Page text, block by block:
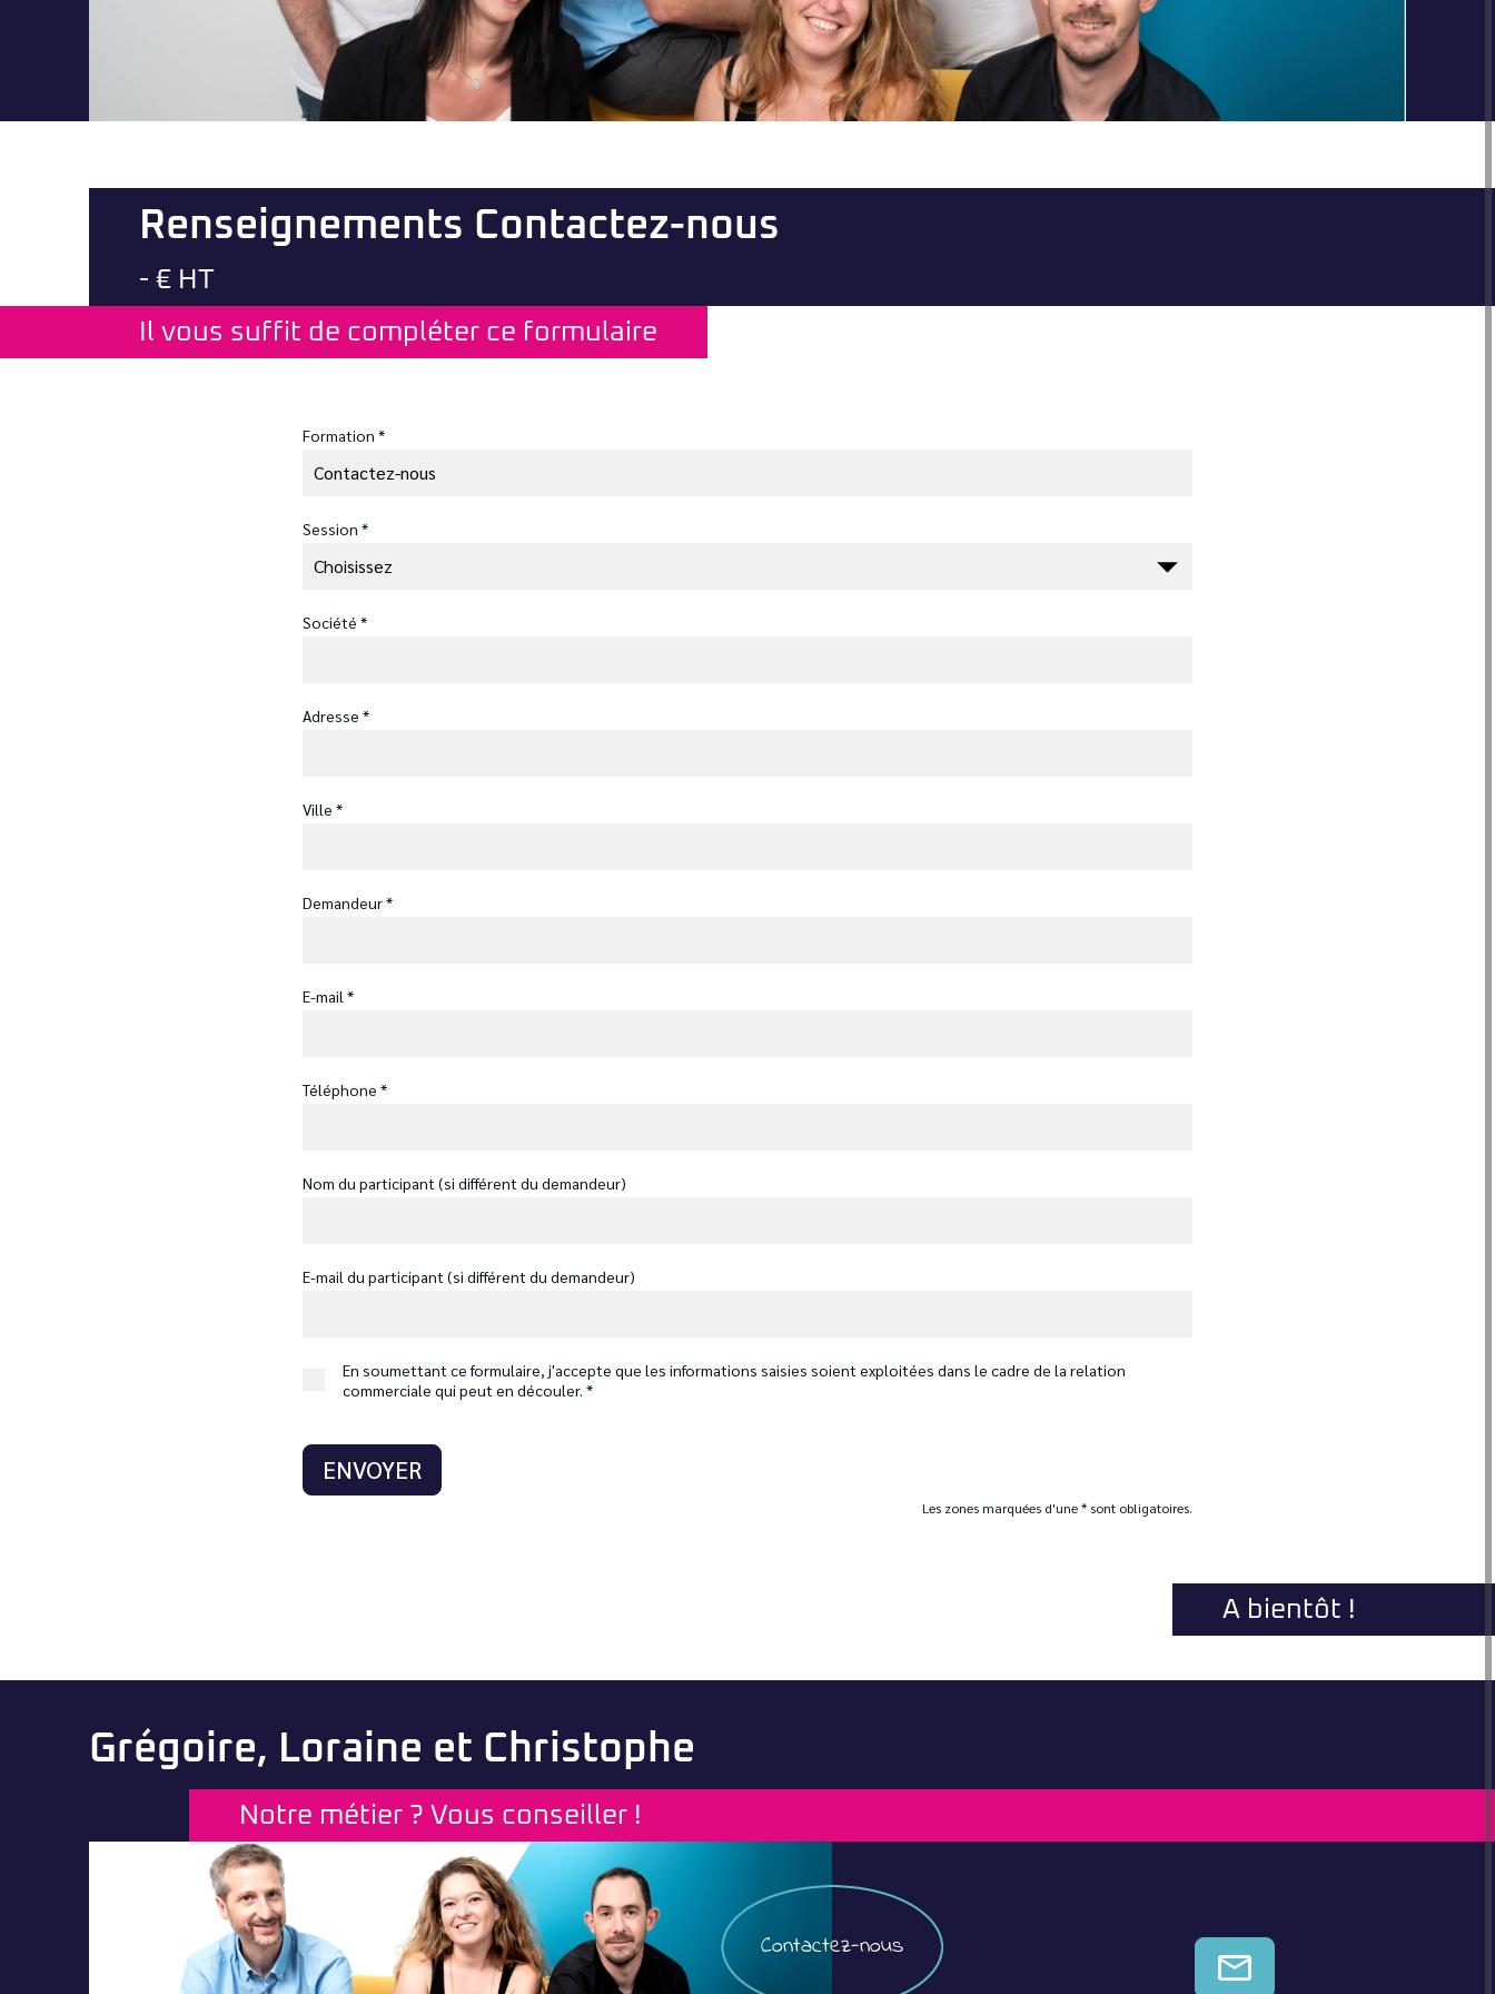
Renseignements Contactez-nous
- € HT
Il vous suffit de compléter ce formulaire
Formation *
Session *
Société *
Adresse *
Ville *
Demandeur *
E-mail *
Téléphone *
Nom du participant (si différent du demandeur)
E-mail du participant (si différent du demandeur)
En soumettant ce formulaire, j'accepte que les informations saisies soient exploitées dans le cadre de la relation
commerciale qui peut en découler. *
ENVOYER
Les zones marquées d'une * sont obligatoires.
A bientôt !
Grégoire, Loraine et Christophe
Notre métier ? Vous conseiller !
Contactez-nous